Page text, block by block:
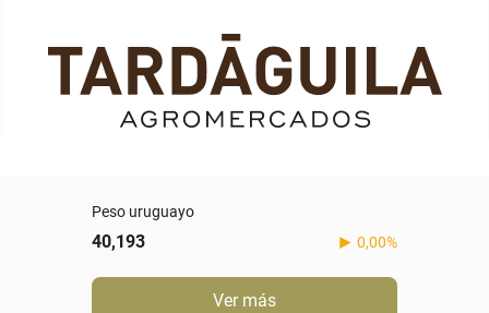
Peso uruguayo
40,193 0,00%
Ver más